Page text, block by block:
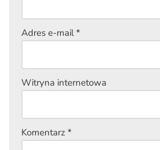
Adres e-mail*
Witryna internetowa
Komentarz *